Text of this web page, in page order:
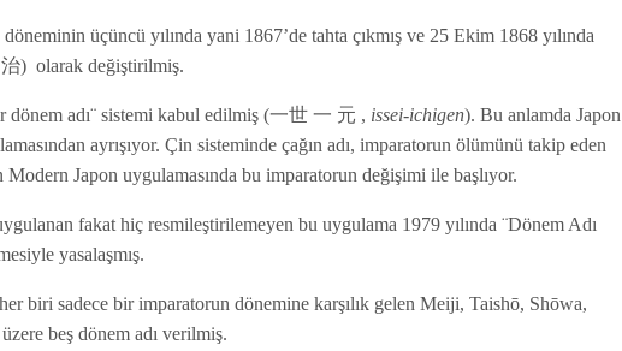
üçüncü yılında yani 1867’de tahta çıkmış ve 25 Ekim 1868 yılında
治) olarak değiştirilmiş.
dönem adı¨ sistemi kabul edilmiş (一世 一 元 , issei-ichigen). Bu anlamda Japon
ayrışıyor. Çin sisteminde çağın adı, imparatorun ölümünü takip eden
Japon uygulamasında bu imparatorun değişimi ile başlıyor.
fakat hiç resmileştirilemeyen bu uygulama 1979 yılında ¨Dönem Adı
yasalaşmış.
biri sadece bir imparatorun dönemine karşılık gelen Meiji, Taishō, Shōwa,
beş dönem adı verilmiş.